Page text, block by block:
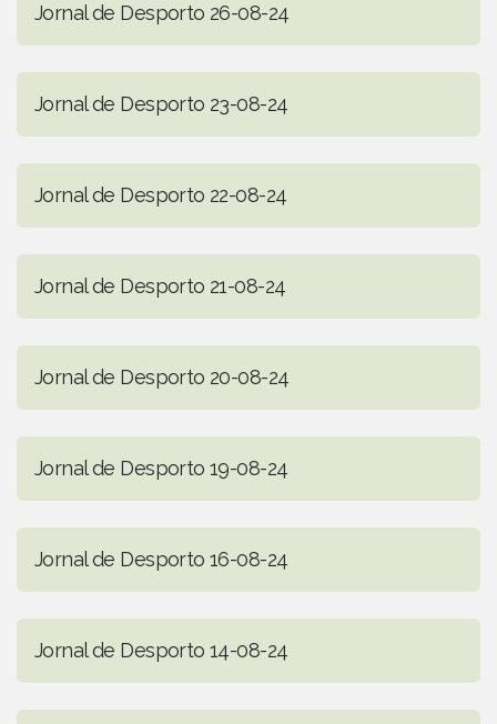
Jornal de Desporto 26-08-24
Jornal de Desporto 23-08-24
Jornal de Desporto 22-08-24
Jornal de Desporto 21-08-24
Jornal de Desporto 20-08-24
Jornal de Desporto 19-08-24
Jornal de Desporto 16-08-24
Jornal de Desporto 14-08-24